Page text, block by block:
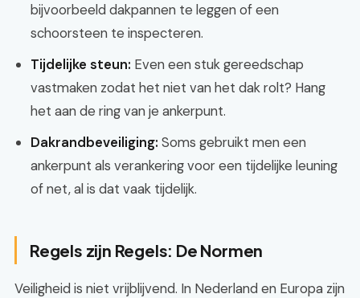
bijvoorbeeld dakpannen te leggen of een
schoorsteen te inspecteren.
Tijdelijke steun: Even een stuk gereedschap
vastmaken zodat het niet van het dak rolt? Hang
het aan de ring van je ankerpunt.
Dakrandbeveiliging: Soms gebruikt men een
ankerpunt als verankering voor een tijdelijke leuning
of net, al is dat vaak tijdelijk.
Regels zijn Regels: De Normen
Veiligheid is niet vrijblijvend. In Nederland en Europa zijn